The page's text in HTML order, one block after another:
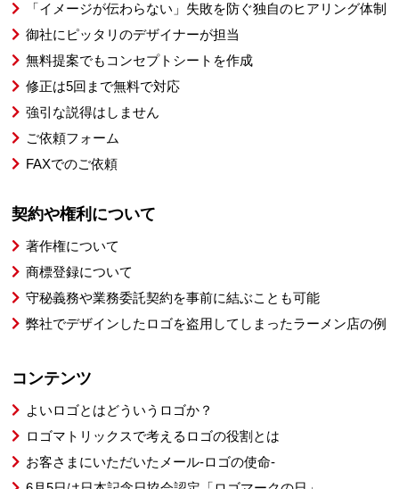
「イメージが伝わらない」失敗を防ぐ独自のヒアリング体制
御社にピッタリのデザイナーが担当
無料提案でもコンセプトシートを作成
修正は5回まで無料で対応
強引な説得はしません
ご依頼フォーム
FAXでのご依頼
契約や権利について
著作権について
商標登録について
守秘義務や業務委託契約を事前に結ぶことも可能
弊社でデザインしたロゴを盗用してしまったラーメン店の例
コンテンツ
よいロゴとはどういうロゴか？
ロゴマトリックスで考えるロゴの役割とは
お客さまにいただいたメール-ロゴの使命-